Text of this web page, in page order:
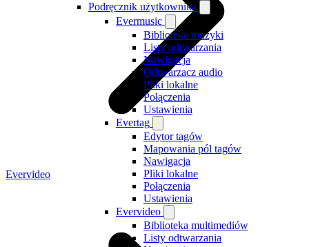
Podręcznik użytkownika
Evermusic
Biblioteka muzyki
Listy odtwarzania
Nawigacja
Odtwarzacz audio
Pliki lokalne
Połączenia
Ustawienia
Evertag
Edytor tagów
Mapowania pól tagów
Nawigacja
Pliki lokalne
Połączenia
Ustawienia
Evervideo
Biblioteka multimediów
Listy odtwarzania
Evervideo